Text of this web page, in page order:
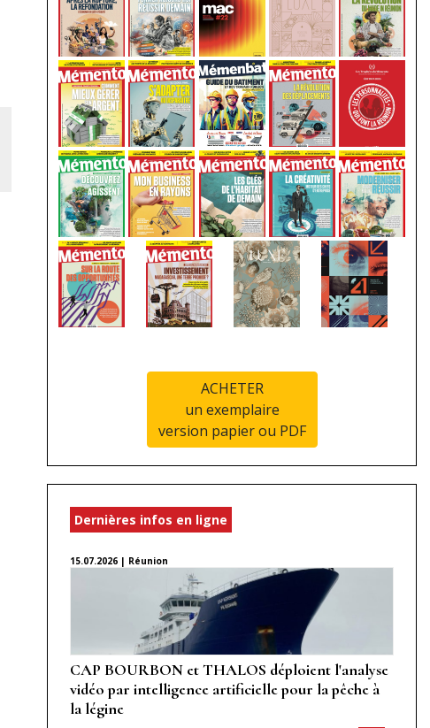
ACHETER
un exemplaire
version papier ou PDF
Dernières infos en ligne
15.07.2026 | Réunion
CAP BOURBON et THALOS déploient l'analyse
vidéo par intelligence artificielle pour la pêche à
la légine